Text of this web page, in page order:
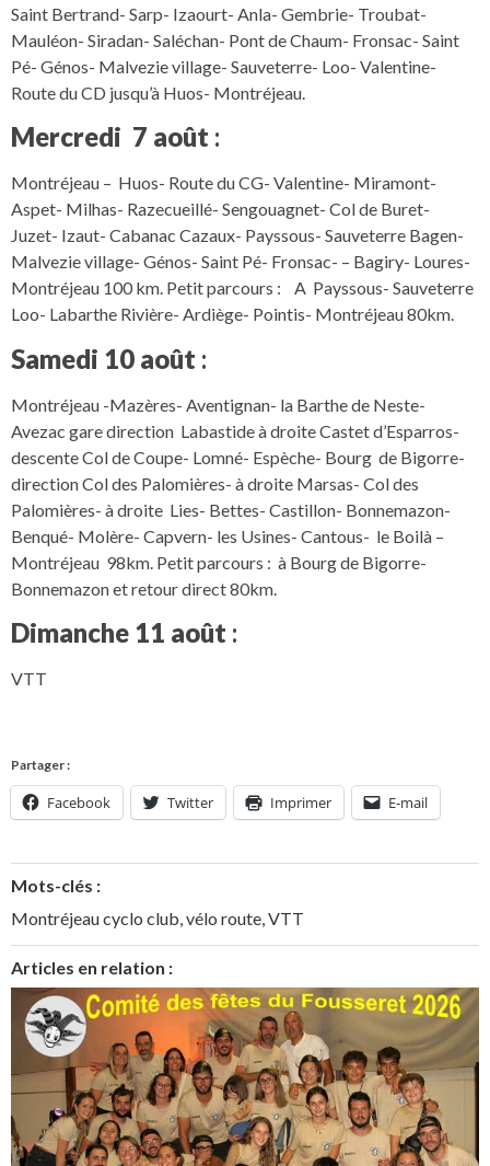
Saint Bertrand- Sarp- Izaourt- Anla- Gembrie- Troubat-
Mauléon- Siradan- Saléchan- Pont de Chaum- Fronsac- Saint
Pé- Génos- Malvezie village- Sauveterre- Loo- Valentine-
Route du CD jusqu’à Huos- Montréjeau.
Mercredi 7 août :
Montréjeau – Huos- Route du CG- Valentine- Miramont-
Aspet- Milhas- Razecueillé- Sengouagnet- Col de Buret-
Juzet- Izaut- Cabanac Cazaux- Payssous- Sauveterre Bagen-
Malvezie village- Génos- Saint Pé- Fronsac- – Bagiry- Loures-
Montréjeau 100 km. Petit parcours : A Payssous- Sauveterre
Loo- Labarthe Rivière- Ardiège- Pointis- Montréjeau 80km.
Samedi 10 août :
Montréjeau -Mazères- Aventignan- la Barthe de Neste-
Avezac gare direction Labastide à droite Castet d’Esparros-
descente Col de Coupe- Lomné- Espèche- Bourg de Bigorre-
direction Col des Palomières- à droite Marsas- Col des
Palomières- à droite Lies- Bettes- Castillon- Bonnemazon-
Benqué- Molère- Capvern- les Usines- Cantous- le Boilà –
Montréjeau 98km. Petit parcours : à Bourg de Bigorre-
Bonnemazon et retour direct 80km.
Dimanche 11 août :
VTT
Partager :
Facebook Twitter Imprimer E-mail
Mots-clés :
Montréjeau cyclo club,vélo route,VTT
Articles en relation :